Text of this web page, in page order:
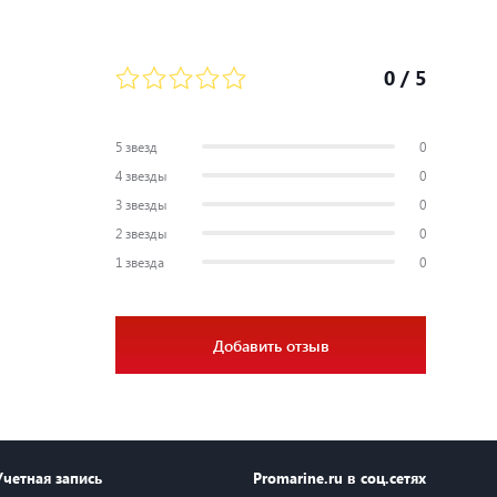
0 / 5
5 звезд
0
4 звезды
0
3 звезды
0
2 звезды
0
1 звезда
0
Добавить отзыв
запись Promarine.ru в соц.сетях